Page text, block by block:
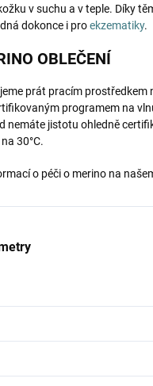
v suchu a v teple. Díky
dokonce i proekzematiky.
OBLEČENÍ
prát pracím prostředkem
programem na
nemáte jistotu ohledně
30°C.
o péči o merino na